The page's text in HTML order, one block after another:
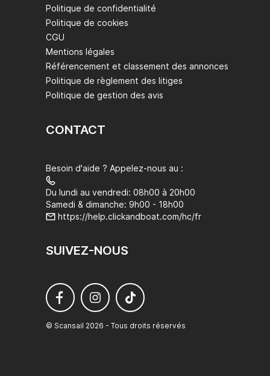
Politique de confidentialité
Politique de cookies
CGU
Mentions légales
Référencement et classement des annonces
Politique de règlement des litiges
Politique de gestion des avis
CONTACT
Besoin d'aide ? Appelez-nous au :
Du lundi au vendredi: 08h00 à 20h00
Samedi & dimanche: 9h00 - 18h00
https://help.clickandboat.com/hc/fr
SUIVEZ-NOUS
© Scansail 2026 - Tous droits réservés